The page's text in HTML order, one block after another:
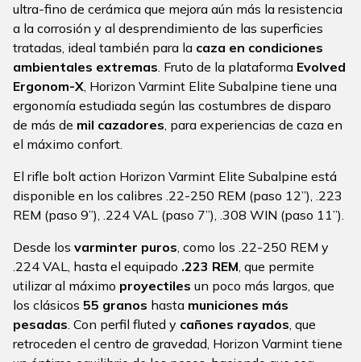
ultra-fino de cerámica que mejora aún más la resistencia
a la corrosión y al desprendimiento de las superficies
tratadas, ideal también para la caza en condiciones
ambientales extremas. Fruto de la plataforma Evolved
Ergonom-X, Horizon Varmint Elite Subalpine tiene una
ergonomía estudiada según las costumbres de disparo
de más de mil cazadores, para experiencias de caza en
el máximo confort.
El rifle bolt action Horizon Varmint Elite Subalpine está
disponible en los calibres .22-250 REM (paso 12”), .223
REM (paso 9”), .224 VAL (paso 7”), .308 WIN (paso 11”).
Desde los varminter puros, como los .22-250 REM y
.224 VAL, hasta el equipado .223 REM, que permite
utilizar al máximo proyectiles un poco más largos, que
los clásicos 55 granos hasta municiones más
pesadas. Con perfil fluted y cañones rayados, que
retroceden el centro de gravedad, Horizon Varmint tiene